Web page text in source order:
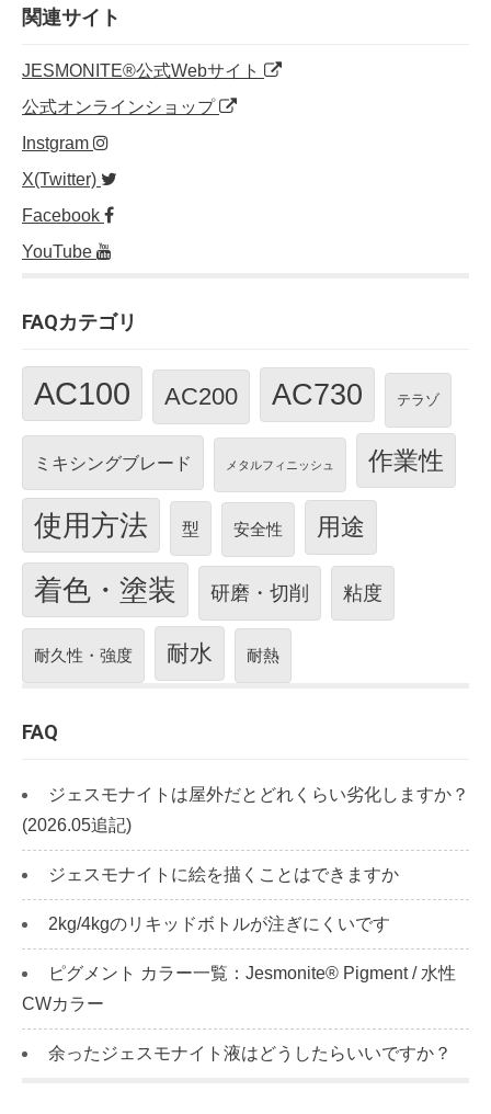
o
o
k
関連サイト
JESMONITE®公式Webサイト
公式オンラインショップ
Instgram
X(Twitter)
Facebook
YouTube
FAQカテゴリ
AC100 AC200 AC730 テラゾ
ミキシングブレード メタルフィニッシュ 作業性
使用方法 型 安全性 用途
着色・塗装 研磨・切削 粘度
耐久性・強度 耐水 耐熱
FAQ
ジェスモナイトは屋外だとどれくらい劣化しますか？
(2026.05追記)
ジェスモナイトに絵を描くことはできますか
2kg/4kgのリキッドボトルが注ぎにくいです
ピグメント カラー一覧：Jesmonite® Pigment / 水性
CWカラー
余ったジェスモナイト液はどうしたらいいですか？